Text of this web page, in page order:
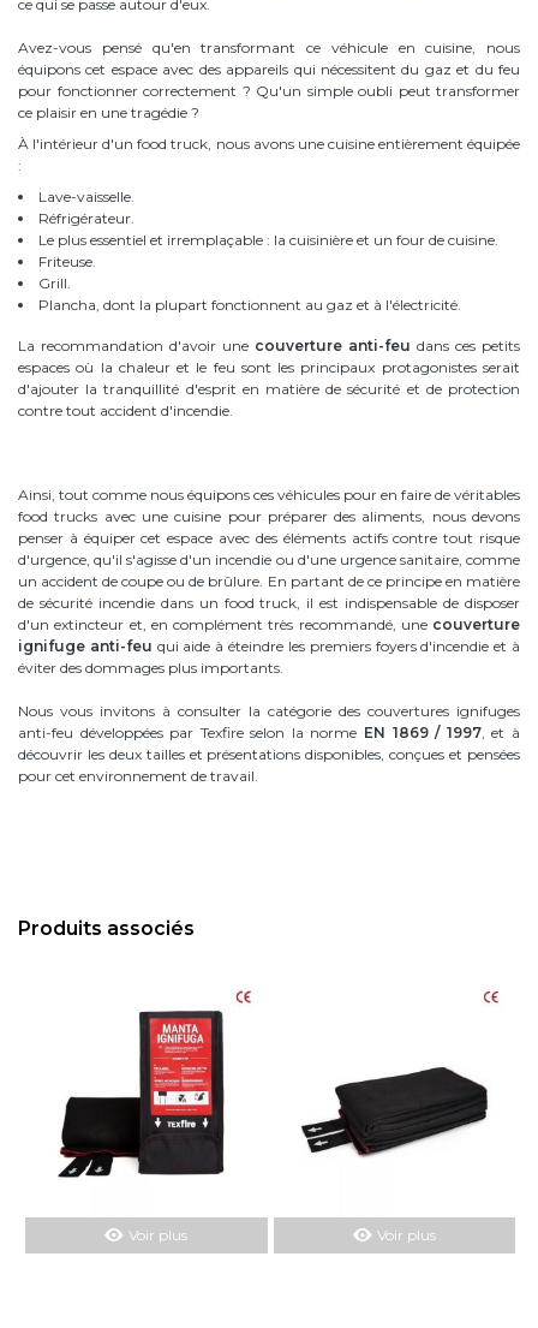
ce qui se passe autour d'eux.
Avez-vous pensé qu'en transformant ce véhicule en cuisine, nous
équipons cet espace avec des appareils qui nécessitent du gaz et du feu
pour fonctionner correctement ? Qu'un simple oubli peut transformer
ce plaisir en une tragédie ?
À l'intérieur d'un food truck, nous avons une cuisine entièrement équipée
:
Lave-vaisselle.
Réfrigérateur.
Le plus essentiel et irremplaçable : la cuisinière et un four de cuisine.
Friteuse.
Grill.
Plancha, dont la plupart fonctionnent au gaz et à l'électricité.
La recommandation d'avoir une couverture anti-feu dans ces petits
espaces où la chaleur et le feu sont les principaux protagonistes serait
d'ajouter la tranquillité d'esprit en matière de sécurité et de protection
contre tout accident d'incendie.
Ainsi, tout comme nous équipons ces véhicules pour en faire de véritables
food trucks avec une cuisine pour préparer des aliments, nous devons
penser à équiper cet espace avec des éléments actifs contre tout risque
d'urgence, qu'il s'agisse d'un incendie ou d'une urgence sanitaire, comme
un accident de coupe ou de brûlure. En partant de ce principe en matière
de sécurité incendie dans un food truck, il est indispensable de disposer
d'un extincteur et, en complément très recommandé, une couverture
ignifuge anti-feu qui aide à éteindre les premiers foyers d'incendie et à
éviter des dommages plus importants.
Nous vous invitons à consulter la catégorie des couvertures ignifuges
anti-feu développées par Texfire selon la norme EN 1869 / 1997, et à
découvrir les deux tailles et présentations disponibles, conçues et pensées
pour cet environnement de travail.
Produits associés
Voir plus Voir plus